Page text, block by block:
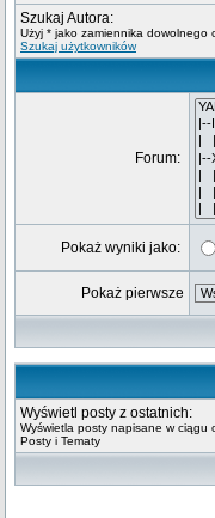
Szukaj Autora:
Użyj * jako zamiennika dowolnego
Szukaj użytkowników
Forum:
Pokaż wyniki jako:
Pokaż pierwsze
Wyświetl posty z ostatnich:
Wyświetla posty napisane w ciągu
Posty i Tematy